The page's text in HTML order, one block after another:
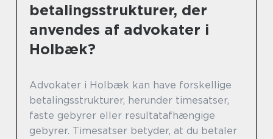
betalingsstrukturer, der
anvendes af advokater i
Holbæk?
Advokater i Holbæk kan have forskellige
betalingsstrukturer, herunder timesatser,
faste gebyrer eller resultatafhængige
gebyrer. Timesatser betyder, at du betaler